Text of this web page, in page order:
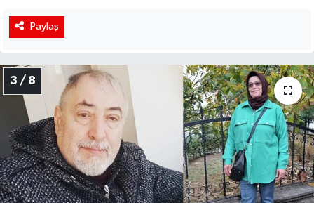
Paylaş
3 / 8